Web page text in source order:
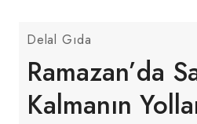
Delal Gıda
Ramazan’da
Kalmanın